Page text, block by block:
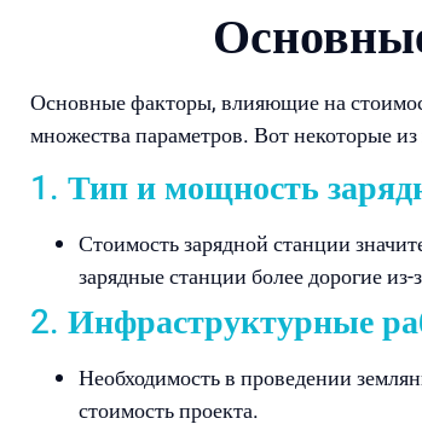
Основные факторы, влияющие на
множества параметров. Вот некоторые
1. Тип и мощность
Стоимость зарядной станции
зарядные станции более дорогие
2. Инфраструктурные
Необходимость в проведении
стоимость проекта.